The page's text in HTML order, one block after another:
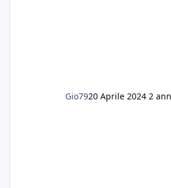
Gio7920 Aprile 2024 2